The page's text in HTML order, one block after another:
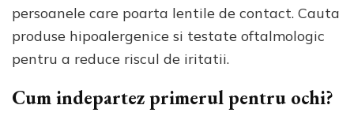
persoanele care poarta lentile de contact. Cauta
produse hipoalergenice si testate oftalmologic
pentru a reduce riscul de iritatii.
Cum indepartez primerul pentru ochi?